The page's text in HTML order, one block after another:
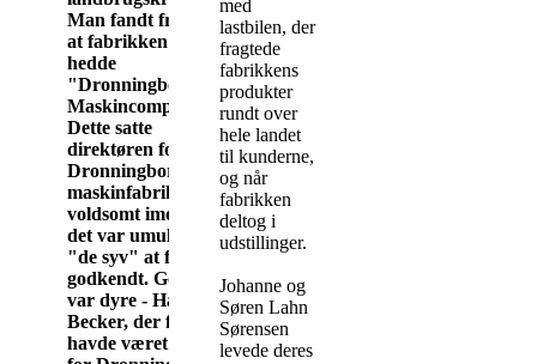
Man fandt frem til,
at fabrikken skulle
hedde
"Dronningborg
Maskincompagni".
Dette satte
direktøren for
Dronningborg
maskinfabrik sig
voldsomt imod, så
det var umuligt for
"de syv" at få det
godkendt. Gode råd
var dyre - Hans
Becker, der før
havde været sælger
med
lastbilen, der
fragtede
fabrikkens
produkter
rundt over
hele landet
til kunderne,
og når
fabrikken
deltog i
udstillinger.
Johanne og
Søren Lahn
Sørensen
levede deres